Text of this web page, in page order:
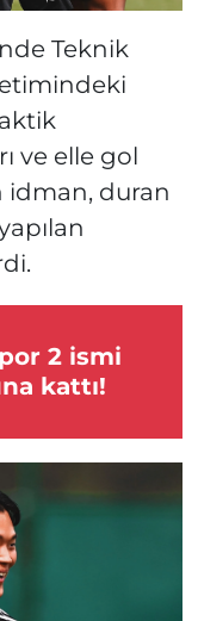
Teknik
ve elle gol
idman, duran
2 ismi
kattı!